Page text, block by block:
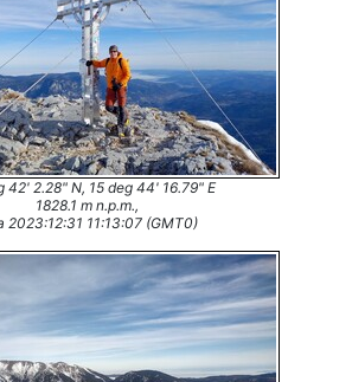
42' 2.28" N, 15 deg 44' 16.79" E
1828.1 m n.p.m.,
2023:12:31 11:13:07 (GMT0)